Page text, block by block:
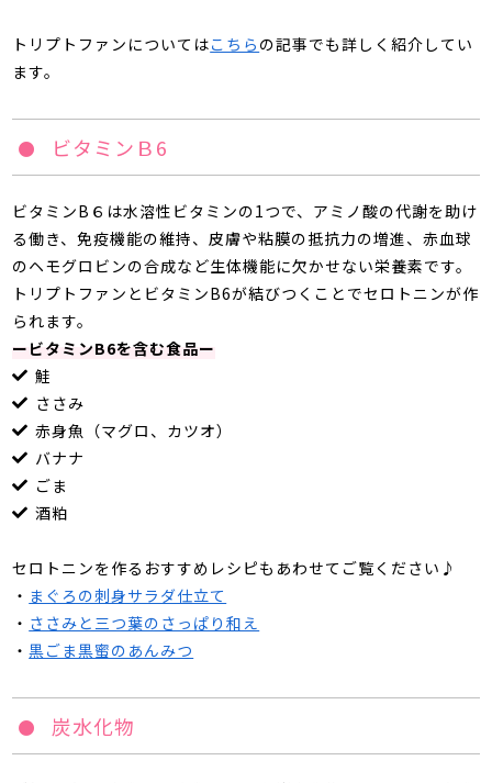
トリプトファンについてはこちら の記事でも詳しく紹介してい
ます。
ビタミンＢ6
ビタミンB ６は水溶性ビタミンの1つで、アミノ酸の代謝を助け
る働き、免疫機能の維持、皮膚や粘膜の抵抗力の増進、赤血球
のヘモグロビンの合成など生体機能に欠かせない栄養素です。
トリプトファンとビタミンB6が結びつくことでセロトニンが作
られます。
ービタミンB6を含む食品ー
鮭
ささみ
赤身魚（マグロ、カツオ）
バナナ
ごま
酒粕
セロトニンを作るおすすめレシピもあわせてご覧ください♪
・ まぐろの刺身サラダ仕立て
・ ささみと三つ葉のさっぱり和え
・黒ごま黒蜜のあんみつ
炭水化物